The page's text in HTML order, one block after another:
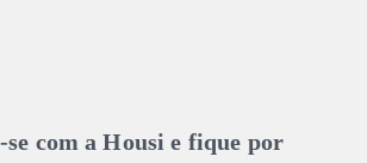
se com a Housi e fique por